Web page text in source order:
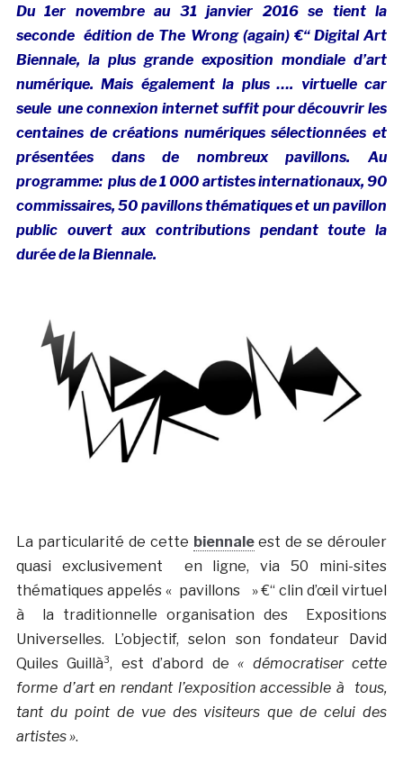
Du 1er novembre au 31 janvier 2016 se tient la
seconde édition de The Wrong (again) €“ Digital Art
Biennale, la plus grande exposition mondiale d’art
numérique. Mais également la plus …. virtuelle car
seule une connexion internet suffit pour découvrir les
centaines de créations numériques sélectionnées et
présentées dans de nombreux pavillons. Au
programme: plus de 1 000 artistes internationaux, 90
commissaires, 50 pavillons thématiques et un pavillon
public ouvert aux contributions pendant toute la
durée de la Biennale.
La particularité de cette biennaleest de se dérouler
quasi exclusivement en ligne, via 50 mini-sites
thématiques appelés « pavillons » €“ clin d’œil virtuel
à la traditionnelle organisation des Expositions
Universelles. L’objectif, selon son fondateur David
Quiles Guillà³, est d’abord de« démocratiser cette
forme d’art en rendant l’exposition accessible à tous,
tant du point de vue des visiteurs que de celui des
artistes ».